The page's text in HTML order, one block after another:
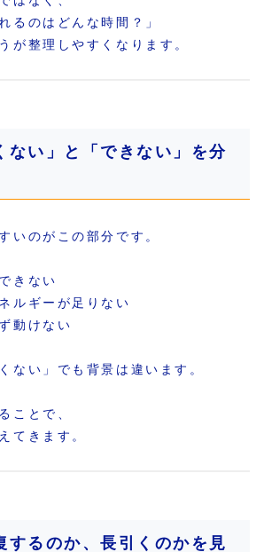
るのはどんな時間？」
が整理しやすくなります。
い」と「できない」を分
いのがこの部分です。
きない
ルギーが足りない
動けない
ない」でも背景は違います。
ことで、
てきます。
るのか、長引くのかを見